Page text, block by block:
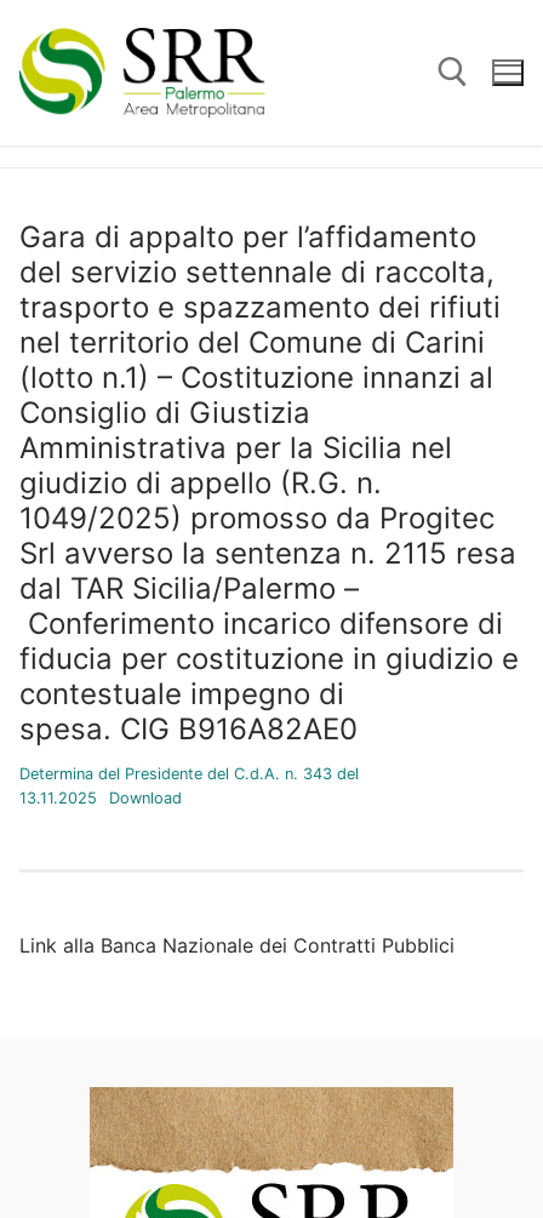
contenuto
Gara di appalto per l’affidamento
del servizio settennale di raccolta,
trasporto e spazzamento dei rifiuti
nel territorio del Comune di Carini
(lotto n.1) – Costituzione innanzi al
Consiglio di Giustizia
Amministrativa per la Sicilia nel
giudizio di appello (R.G. n.
1049/2025) promosso da Progitec
Srl avverso la sentenza n. 2115 resa
dal TAR Sicilia/Palermo –
Conferimento incarico difensore di
fiducia per costituzione in giudizio e
contestuale impegno di
spesa. CIG B916A82AE0
Determina del Presidente del C.d.A. n. 343 del
13.11.2025
Download
Link alla Banca Nazionale dei Contratti Pubblici